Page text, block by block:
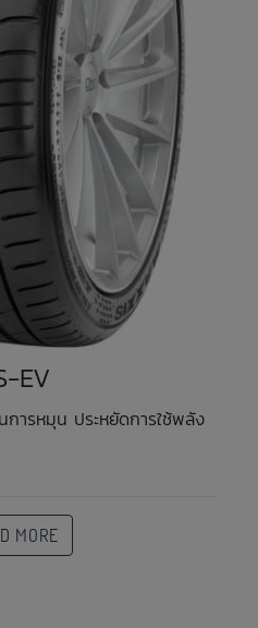
EV
การหมุน ประหยัดการใช้พลัง
MORE